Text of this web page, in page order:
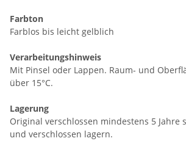
Farbton
Farblos bis leicht gelblich
Verarbeitungshinweis
Mit Pinsel oder Lappen. Raum- und
über 15°C.
Lagerung
Original verschlossen mindestens 5 Jahre
und verschlossen lagern.